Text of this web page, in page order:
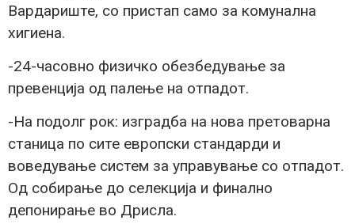
Вардариште, со пристап само за комунална
хигиена.
-24-часовно физичко обезбедување за
превенција од палење на отпадот.
-На подолг рок: изградба на нова претоварна
станица по сите европски стандарди и
воведување систем за управување со отпадот.
Од собирање до селекција и финално
депонирање во Дрисла.